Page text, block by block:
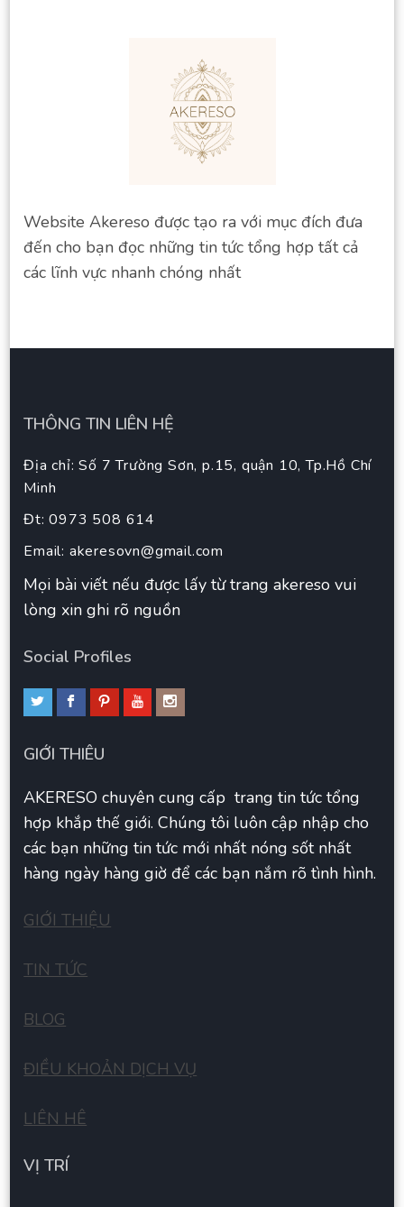
Website Akereso được tạo ra với mục đích đưa
đến cho bạn đọc những tin tức tổng hợp tất cả
các lĩnh vực nhanh chóng nhất
THÔNG TIN LIÊN HỆ
Địa chỉ: Số 7 Trường Sơn, p.15, quận 10, Tp.Hồ Chí
Minh
Đt: 0973 508 614
Email: akeresovn@gmail.com
Mọi bài viết nếu được lấy từ trang akereso vui
lòng xin ghi rõ nguồn
Social Profiles
GIỚI THIÊU
AKERESO chuyên cung cấp trang tin tức tổng
hợp khắp thế giới. Chúng tôi luôn cập nhập cho
các bạn những tin tức mới nhất nóng sốt nhất
hàng ngày hàng giờ để các bạn nắm rõ tình hình.
GIỚI THIỆU
TIN TỨC
BLOG
ĐIỀU KHOẢN DỊCH VỤ
LIÊN HÊ
VỊ TRÍ